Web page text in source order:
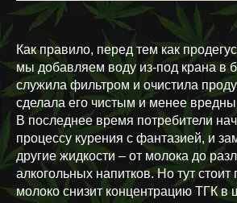
Как правило, перед тем как
мы добавляем воду из-под крана в
служила фильтром и очистила
сделала его чистым и менее
В последнее время потребители
процессу курения с фантазией, и
другие жидкости – от молока до
алкогольных напитков. Но тут стоит
молоко снизит концентрацию ТГК в